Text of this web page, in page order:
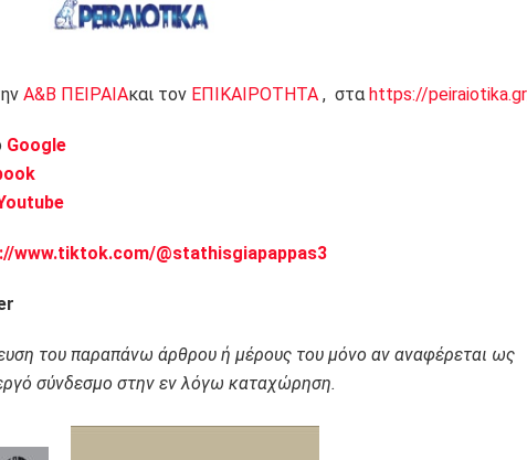
Α&Β ΠΕΙΡΑΙΑκαι τον ΕΠΙΚΑΙΡΟΤΗΤΑ , στα https://
Google
www.tiktok.com/@stathisgiapappas3
του παραπάνω άρθρου ή μέρους του μόνο αν αναφέρεται ως
σύνδεσμο στην εν λόγω καταχώρηση.